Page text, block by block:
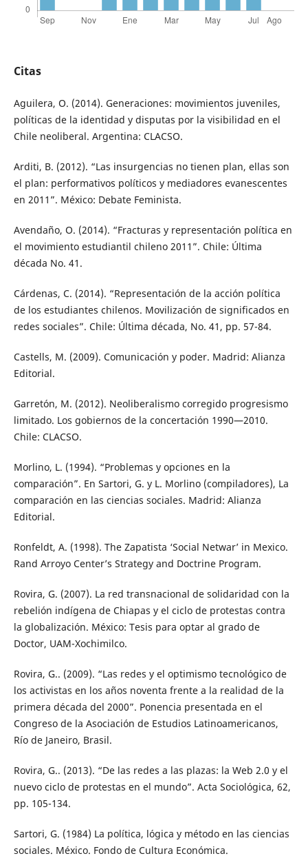
Citas
Aguilera, O. (2014). Generaciones: movimientos juveniles,
políticas de la identidad y disputas por la visibilidad en el
Chile neoliberal. Argentina: CLACSO.
Arditi, B. (2012). “Las insurgencias no tienen plan, ellas son
el plan: performativos políticos y mediadores evanescentes
en 2011”. México: Debate Feminista.
Avendaño, O. (2014). “Fracturas y representación política en
el movimiento estudiantil chileno 2011”. Chile: Última
década No. 41.
Cárdenas, C. (2014). “Representación de la acción política
de los estudiantes chilenos. Movilización de significados en
redes sociales”. Chile: Última década, No. 41, pp. 57-84.
Castells, M. (2009). Comunicación y poder. Madrid: Alianza
Editorial.
Garretón, M. (2012). Neoliberalismo corregido progresismo
limitado. Los gobiernos de la concertación 1990—2010.
Chile: CLACSO.
Morlino, L. (1994). “Problemas y opciones en la
comparación”. En Sartori, G. y L. Morlino (compiladores), La
comparación en las ciencias sociales. Madrid: Alianza
Editorial.
Ronfeldt, A. (1998). The Zapatista ‘Social Netwar’ in Mexico.
Rand Arroyo Center’s Strategy and Doctrine Program.
Rovira, G. (2007). La red transnacional de solidaridad con la
rebelión indígena de Chiapas y el ciclo de protestas contra
la globalización. México: Tesis para optar al grado de
Doctor, UAM-Xochimilco.
Rovira, G.. (2009). “Las redes y el optimismo tecnológico de
los activistas en los años noventa frente a la realidad de la
primera década del 2000”. Ponencia presentada en el
Congreso de la Asociación de Estudios Latinoamericanos,
Río de Janeiro, Brasil.
Rovira, G.. (2013). “De las redes a las plazas: la Web 2.0 y el
nuevo ciclo de protestas en el mundo”. Acta Sociológica, 62,
pp. 105-134.
Sartori, G. (1984) La política, lógica y método en las ciencias
sociales. México. Fondo de Cultura Económica.